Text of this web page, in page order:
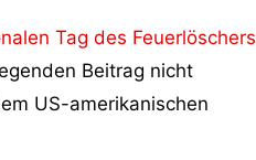
Tag des Feuerlöschers
Beitrag nicht
US-amerikanischen